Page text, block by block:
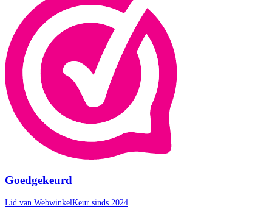
Goedgekeurd
Lid van WebwinkelKeur sinds 2024